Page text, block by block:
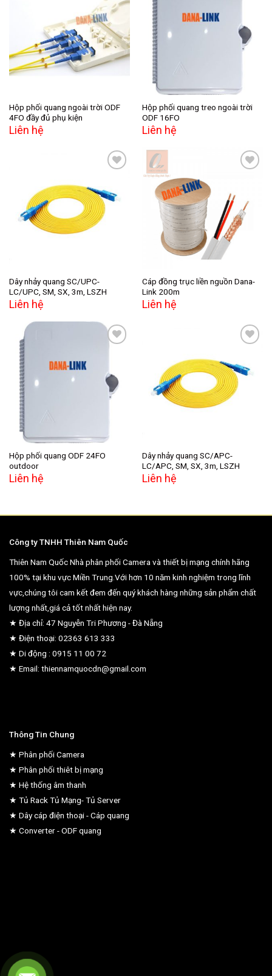
Add to
wishlist
Hộp phối quang ngoài trời ODF
4FO đầy đủ phụ kiện
Liên hệ
Add to
wishlist
Hộp phối quang treo ngoài trời
ODF 16FO
Liên hệ
Add to
wishlist
Dây nhảy quang SC/UPC-
LC/UPC, SM, SX, 3m, LSZH
Liên hệ
Add to
wishlist
Cáp đồng trục liền nguồn Dana-
Link 200m
Liên hệ
Add to
wishlist
Hộp phối quang ODF 24FO
outdoor
Liên hệ
Add to
wishlist
Dây nhảy quang SC/APC-
LC/APC, SM, SX, 3m, LSZH
Liên hệ
Công ty TNHH Thiên Nam Quốc
Thiên Nam Quốc Nhà phân phối Camera và thiết bị mạng chính hãng
100% tại khu vực Miền Trung.Với hơn 10 năm kinh nghiệm trong lĩnh
vực,chúng tôi cam kết đem đến quý khách hàng những sản phẩm chất
lượng nhất,giá cả tốt nhất hiện nay.
★ Địa chỉ: 47 Nguyễn Tri Phương - Đà Nẵng
★ Điện thoại: 02363 613 333
★ Di động : 0915 11 00 72
★ Email: thiennamquocdn@gmail.com
Thông Tin Chung
★ Phân phối Camera
★ Phân phối thiêt bị mạng
★ Hệ thống âm thanh
★ Tủ Rack Tủ Mạng- Tủ Server
★ Dây cáp điện thoại - Cáp quang
★ Converter - ODF quang